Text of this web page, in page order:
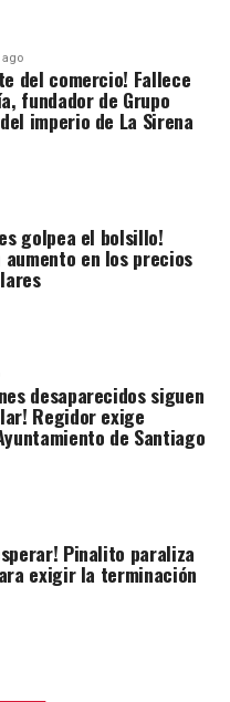
del comercio! Fallece
fundador de Grupo
imperio de La Sirena
golpea el bolsillo!
aumento en los precios
desaparecidos siguen
Regidor exige
de Santiago
Pinalito paraliza
exigir la terminación